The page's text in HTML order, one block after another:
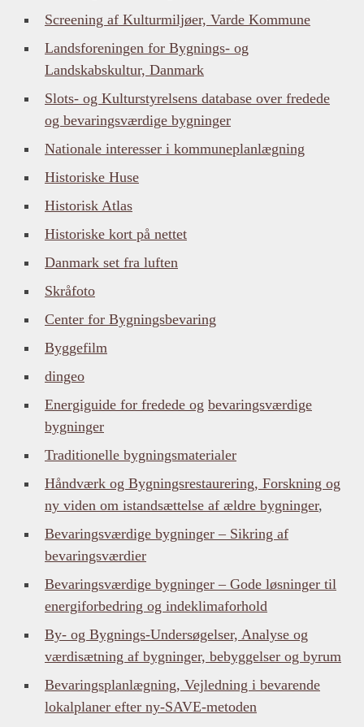
Screening af Kulturmiljøer, Varde Kommune
Landsforeningen for Bygnings- og
Landskabskultur, Danmark
Slots- og Kulturstyrelsens database over fredede
og bevaringsværdige bygninger
Nationale interesser i kommuneplanlægning
Historiske Huse
Historisk Atlas
Historiske kort på nettet
Danmark set fra luften
Skråfoto
Center for Bygningsbevaring
Byggefilm
dingeo
Energiguide for fredede og bevaringsværdige
bygninger
Traditionelle bygningsmaterialer
Håndværk og Bygningsrestaurering, Forskning og
ny viden om istandsættelse af ældre bygninger,
Bevaringsværdige bygninger – Sikring af
bevaringsværdier
Bevaringsværdige bygninger – Gode løsninger til
energiforbedring og indeklimaforhold
By- og Bygnings-Undersøgelser, Analyse og
værdisætning af bygninger, bebyggelser og byrum
Bevaringsplanlægning, Vejledning i bevarende
lokalplaner efter ny-SAVE-metoden